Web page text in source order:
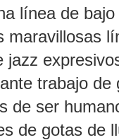
línea de
maravillosas
jazz
trabajo
de ser
de gotas de